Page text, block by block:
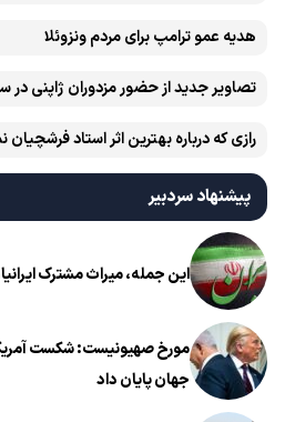
هدیه عمو ترامپ برای مردم ونزوئلا
تصاویر جدید از حضور مزدوران ژاپنی در
رازی که درباره بهترین اثر استاد فرشچیان
پیشنهاد سردبیر
این جمله، میراث مشترک
مورخ صهیونیست: شکست
جهان پایان داد